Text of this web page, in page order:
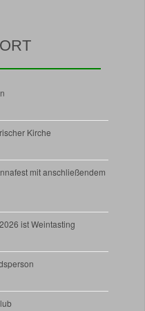
Kirche
mit anschließendem
ist Weintasting